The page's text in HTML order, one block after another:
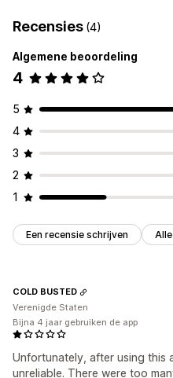
Recensies (4)
Algemene beoordeling
4
5
4
3
2
1
Een recensie schrijven
Unfortunately, after using this
unreliable. There were too
COLD BUSTED
Verenigde Staten
Bijna 4 jaar gebruiken de app